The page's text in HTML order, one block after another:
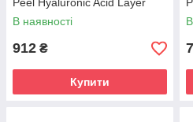
Mooltox Toner 300 ml
В наявності
912 ₴
Купити